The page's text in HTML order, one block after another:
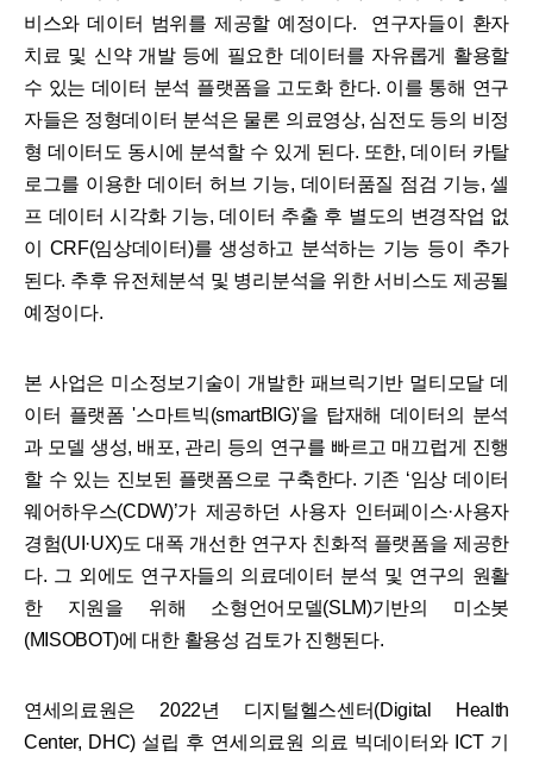
비스와 데이터 범위를 제공할 예정이다. 연구자들이 환자
치료 및 신약 개발 등에 필요한 데이터를 자유롭게 활용할
수 있는 데이터 분석 플랫폼을 고도화 한다. 이를 통해 연구
자들은 정형데이터 분석은 물론 의료영상, 심전도 등의 비정
형 데이터도 동시에 분석할 수 있게 된다. 또한, 데이터 카탈
로그를 이용한 데이터 허브 기능, 데이터품질 점검 기능, 셀
프 데이터 시각화 기능, 데이터 추출 후 별도의 변경작업 없
이 CRF(임상데이터)를 생성하고 분석하는 기능 등이 추가
된다. 추후 유전체분석 및 병리분석을 위한 서비스도 제공될
예정이다.
본 사업은 미소정보기술이 개발한 패브릭기반 멀티모달 데
이터 플랫폼 '스마트빅(smartBIG)'을 탑재해 데이터의 분석
과 모델 생성, 배포, 관리 등의 연구를 빠르고 매끄럽게 진행
할 수 있는 진보된 플랫폼으로 구축한다. 기존 ‘임상 데이터
웨어하우스(CDW)’가 제공하던 사용자 인터페이스·사용자
경험(UI·UX)도 대폭 개선한 연구자 친화적 플랫폼을 제공한
다. 그 외에도 연구자들의 의료데이터 분석 및 연구의 원활
한 지원을 위해 소형언어모델(SLM)기반의 미소봇
(MISOBOT)에 대한 활용성 검토가 진행된다.
연세의료원은 2022년 디지털헬스센터(Digital Health
Center, DHC) 설립 후 연세의료원 의료 빅데이터와 ICT 기